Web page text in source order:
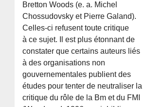
Bretton Woods (e. a. Michel
Chossudovsky et Pierre Galand).
Celles-ci refusent toute critique
à ce sujet. Il est plus étonnant de
constater que certains auteurs liés
à des organisations non
gouvernementales publient des
études pour tenter de neutraliser la
critique du rôle de la Bm et du FMI